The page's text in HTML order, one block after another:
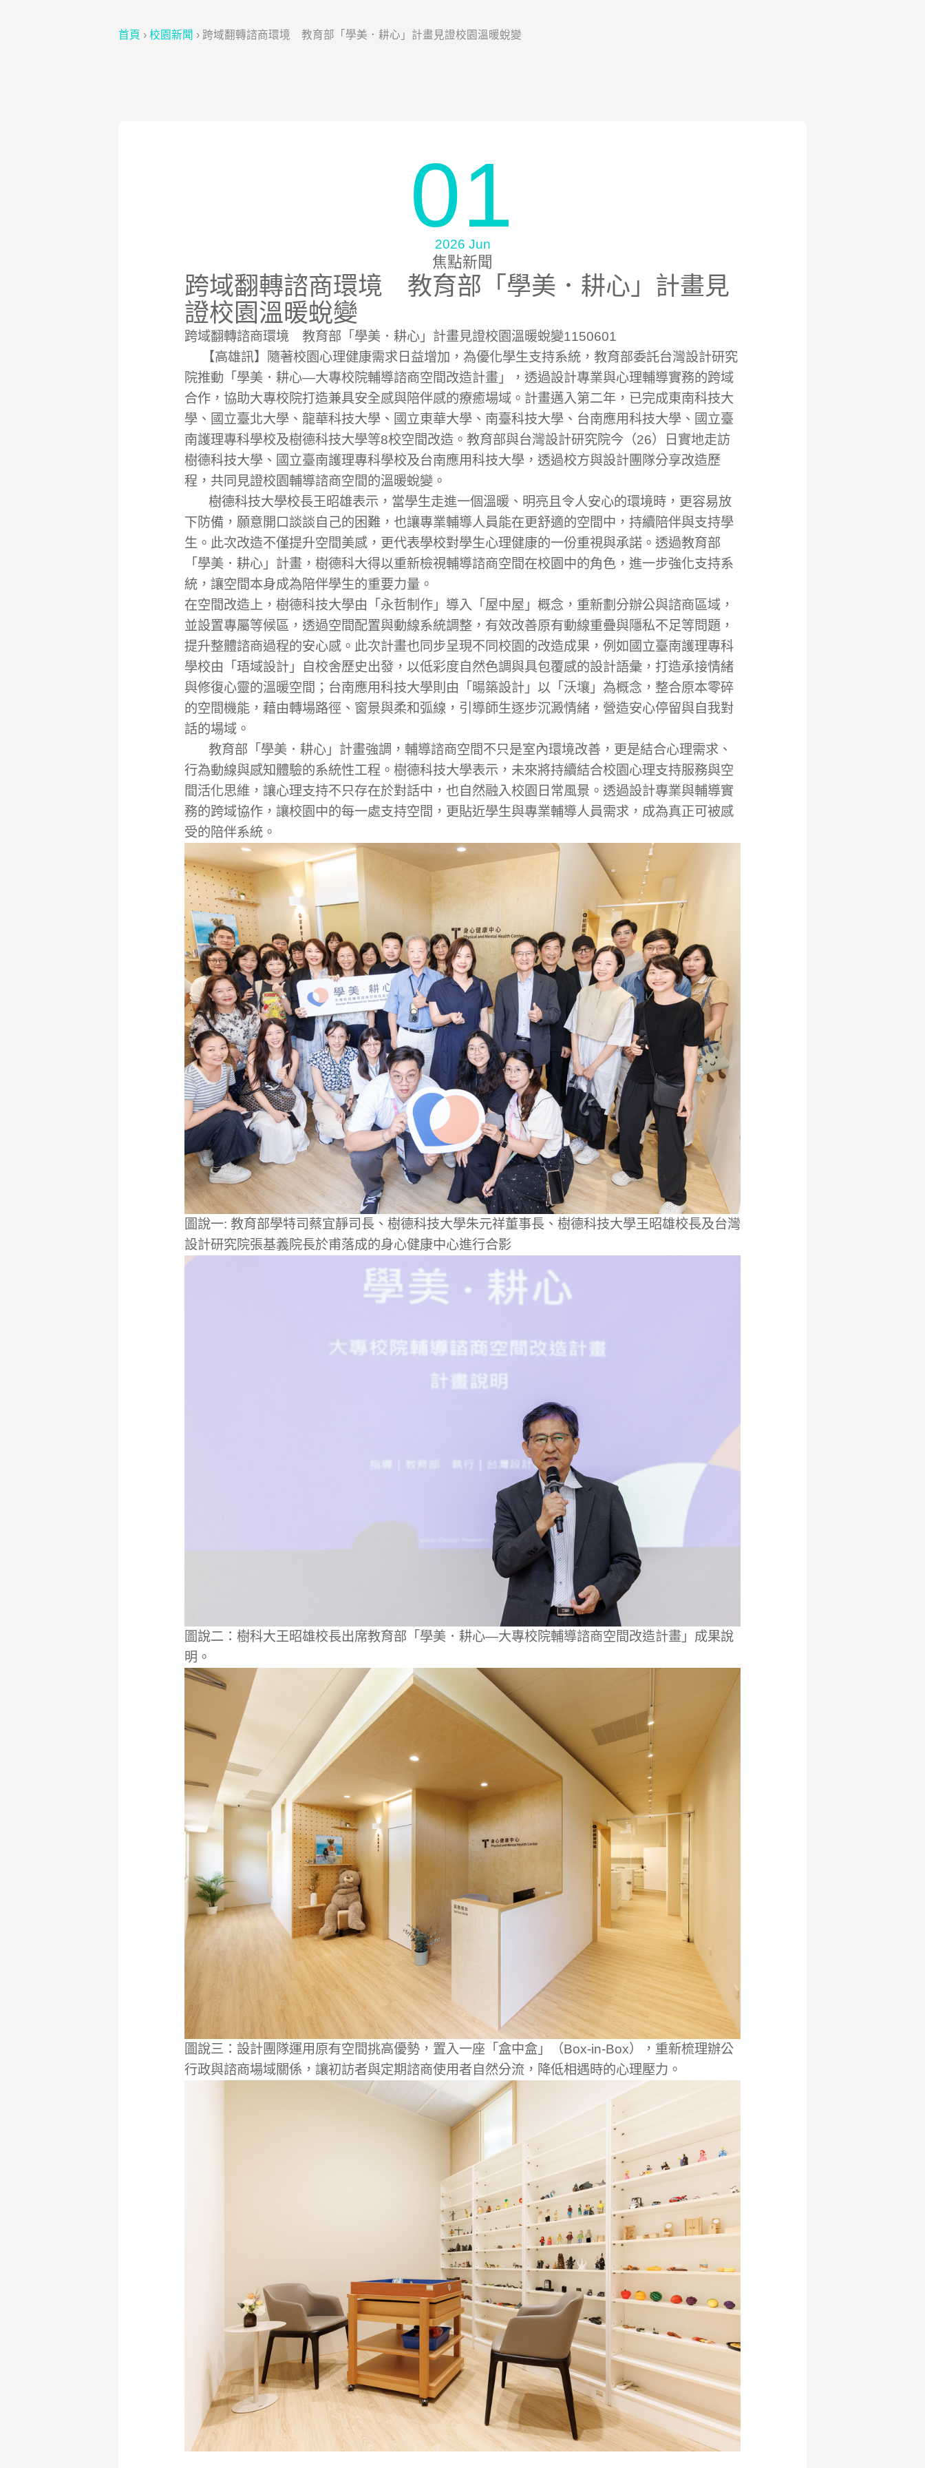
首頁 › 校園新聞 › 跨域翻轉諮商環境 教育部「學美．耕心」計畫見證校園溫暖蛻變
01
2026 Jun
焦點新聞
跨域翻轉諮商環境 教育部「學美．耕心」計畫見
證校園溫暖蛻變
跨域翻轉諮商環境 教育部「學美．耕心」計畫見證校園溫暖蛻變1150601
【高雄訊】隨著校園心理健康需求日益增加，為優化學生支持系統，教育部委託台灣設計研究
院推動「學美．耕心—大專校院輔導諮商空間改造計畫」，透過設計專業與心理輔導實務的跨域
合作，協助大專校院打造兼具安全感與陪伴感的療癒場域。計畫邁入第二年，已完成東南科技大
學、國立臺北大學、龍華科技大學、國立東華大學、南臺科技大學、台南應用科技大學、國立臺
南護理專科學校及樹德科技大學等8校空間改造。教育部與台灣設計研究院今（26）日實地走訪
樹德科技大學、國立臺南護理專科學校及台南應用科技大學，透過校方與設計團隊分享改造歷
程，共同見證校園輔導諮商空間的溫暖蛻變。
樹德科技大學校長王昭雄表示，當學生走進一個溫暖、明亮且令人安心的環境時，更容易放
下防備，願意開口談談自己的困難，也讓專業輔導人員能在更舒適的空間中，持續陪伴與支持學
生。此次改造不僅提升空間美感，更代表學校對學生心理健康的一份重視與承諾。透過教育部
「學美．耕心」計畫，樹德科大得以重新檢視輔導諮商空間在校園中的角色，進一步強化支持系
統，讓空間本身成為陪伴學生的重要力量。
在空間改造上，樹德科技大學由「永哲制作」導入「屋中屋」概念，重新劃分辦公與諮商區域，
並設置專屬等候區，透過空間配置與動線系統調整，有效改善原有動線重疊與隱私不足等問題，
提升整體諮商過程的安心感。此次計畫也同步呈現不同校園的改造成果，例如國立臺南護理專科
學校由「珸域設計」自校舍歷史出發，以低彩度自然色調與具包覆感的設計語彙，打造承接情緒
與修復心靈的溫暖空間；台南應用科技大學則由「暘築設計」以「沃壤」為概念，整合原本零碎
的空間機能，藉由轉場路徑、窗景與柔和弧線，引導師生逐步沉澱情緒，營造安心停留與自我對
話的場域。
教育部「學美．耕心」計畫強調，輔導諮商空間不只是室內環境改善，更是結合心理需求、
行為動線與感知體驗的系統性工程。樹德科技大學表示，未來將持續結合校園心理支持服務與空
間活化思維，讓心理支持不只存在於對話中，也自然融入校園日常風景。透過設計專業與輔導實
務的跨域協作，讓校園中的每一處支持空間，更貼近學生與專業輔導人員需求，成為真正可被感
受的陪伴系統。
圖說一: 教育部學特司蔡宜靜司長、樹德科技大學朱元祥董事長、樹德科技大學王昭雄校長及台灣
設計研究院張基義院長於甫落成的身心健康中心進行合影
圖說二：樹科大王昭雄校長出席教育部「學美．耕心—大專校院輔導諮商空間改造計畫」成果說
明。
圖說三：設計團隊運用原有空間挑高優勢，置入一座「盒中盒」（Box-in-Box），重新梳理辦公
行政與諮商場域關係，讓初訪者與定期諮商使用者自然分流，降低相遇時的心理壓力。